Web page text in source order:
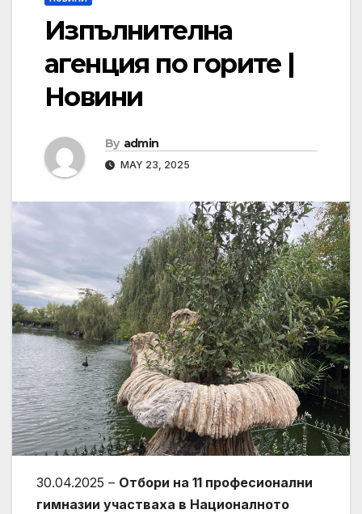
Изпълнителна
агенция по горите |
Новини
By admin
MAY 23, 2025
30.04.2025 – Отбори на 11 професионални
гимназии участваха в Националното